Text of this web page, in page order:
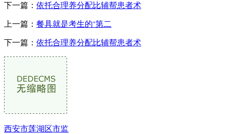
下一篇： 依托合理养分配比辅帮患者术
上一篇： 餐具就是考生的‘第二
下一篇： 依托合理养分配比辅帮患者术
西安市莲湖区市监